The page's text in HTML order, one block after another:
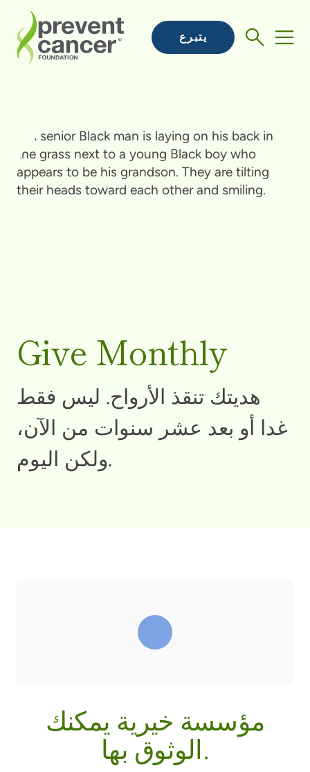
يتبرع
Give Monthly
هديتك تنقذ الأرواح. ليس فقط
غدا أو بعد عشر سنوات من الآن،
ولكن اليوم.
مؤسسة خيرية يمكنك
الوثوق بها.